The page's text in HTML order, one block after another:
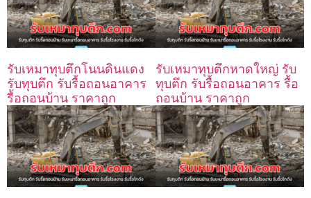
รับเหมาทุบตึกโนนดินแดง
รับทุบตึก รับรื้อถอนอาคาร
รื้อถอนบ้าน ราคาถูก
รับเหมาทุบตึกหาดใหญ่ รับ
ทุบตึก รับรื้อถอนอาคาร รื้อ
ถอนบ้าน ราคาถูก